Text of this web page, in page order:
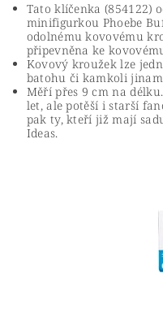
Tato klíčenka (854122)
minifigurkou Phoebe
odolnému kovovému
připevněna ke
Kovový kroužek lze
batohu či kamkoli
Měří přes 9 cm na
let, ale potěší i starší
pak ty, kteří již mají
Ideas.